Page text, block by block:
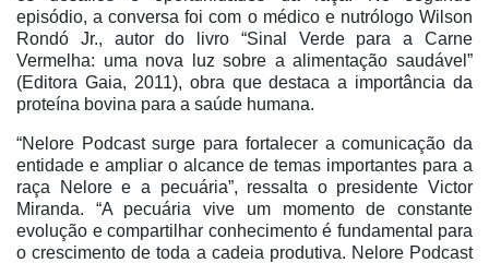
episódio, a conversa foi com o médico e nutrólogo Wilson
Rondó Jr., autor do livro “Sinal Verde para a Carne
Vermelha: uma nova luz sobre a alimentação saudável”
(Editora Gaia, 2011), obra que destaca a importância da
proteína bovina para a saúde humana.
“Nelore Podcast surge para fortalecer a comunicação da
entidade e ampliar o alcance de temas importantes para a
raça Nelore e a pecuária”, ressalta o presidente Victor
Miranda. “A pecuária vive um momento de constante
evolução e compartilhar conhecimento é fundamental para
o crescimento de toda a cadeia produtiva. Nelore Podcast